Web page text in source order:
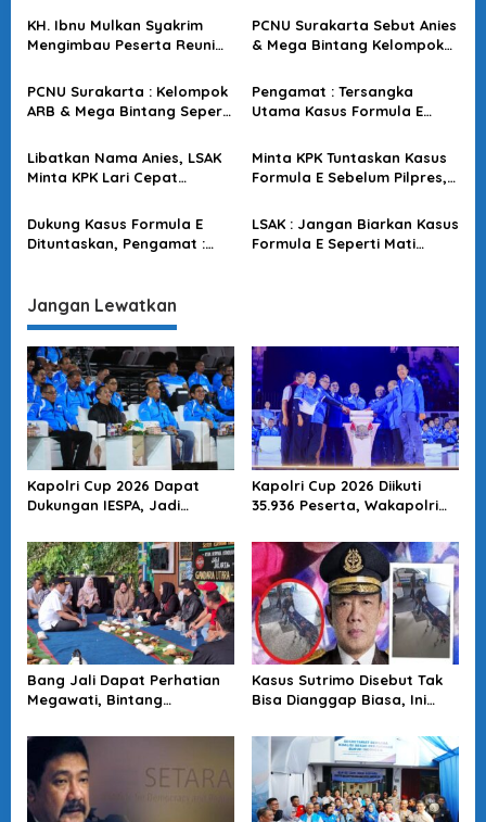
s
i
p
o
s
KH. Ibnu Mulkan Syakrim
Mengimbau Peserta Reuni
dan Tidak Ganggu Aktivitas
Publik
PCNU Surakarta Sebut Anies
& Mega Bintang Kelompok
Kok Digoreng Terus
PCNU Surakarta : Kelompok
ARB & Mega Bintang Seperti
Kok Diangkat Terus
Pengamat : Tersangka
Utama Kasus Formula E
Jangan Sampai Mangkrak
Libatkan Nama Anies, LSAK
Minta KPK Lari Cepat
Minta KPK Tuntaskan Kasus
Formula E Sebelum Pilpres,
Capres Abu-abu
Dukung Kasus Formula E
Dituntaskan, Pengamat :
LSAK : Jangan Biarkan Kasus
Formula E Seperti Mati
Jangan Lewatkan
Kapolri Cup 2026 Dapat
Dukungan IESPA, Jadi
Talenta E-Sports Nasional
Kapolri Cup 2026 Diikuti
35.936 Peserta, Wakapolri
Talenta Digital
Bang Jali Dapat Perhatian
Megawati, Bintang
Pojok Baca
Kasus Sutrimo Disebut Tak
Bisa Dianggap Biasa, Ini
Tuntas